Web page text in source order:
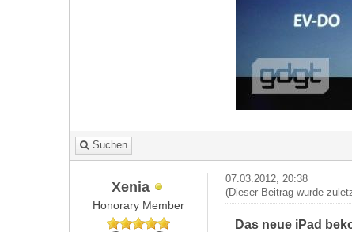
Suchen
Xenia
Honorary Member
07.03.2012, 20:38
(Dieser Beitrag wurde
Das neue iPad